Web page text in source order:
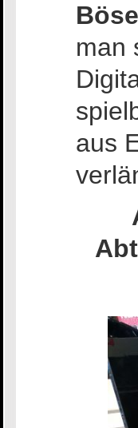
man
aus